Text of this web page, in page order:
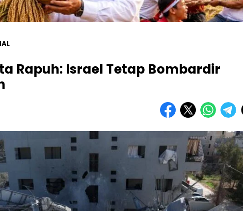
Rapuh: Israel Tetap Bombardir